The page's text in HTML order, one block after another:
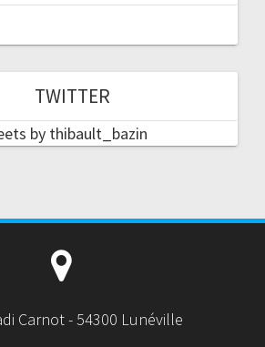
TWITTER
by thibault_bazin
Carnot - 54300 Lunéville